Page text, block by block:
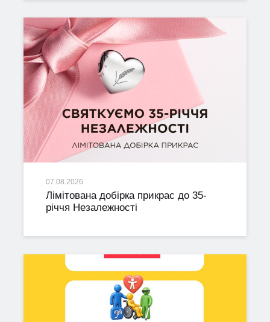
07.08.2026
Лімітована добірка прикрас до 35-
річчя Незалежності